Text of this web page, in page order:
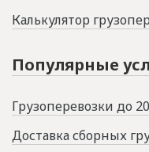
Калькулятор
Популярные
Грузоперевозки до
Доставка сборных